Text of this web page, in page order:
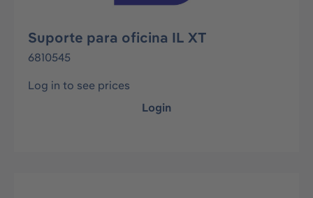
Suporte para oficina IL XT
6810545
Log in to see prices
Login